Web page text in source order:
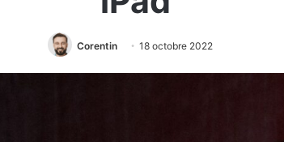
Corentin 18 octobre 2022